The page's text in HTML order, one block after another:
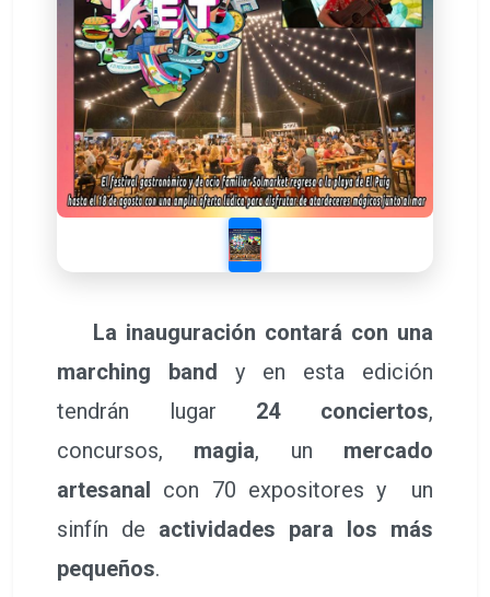
La inauguración contará con una
marching band y en esta edición
tendrán lugar 24 conciertos,
concursos, magia, un mercado
artesanal con 70 expositores y un
sinfín de actividades para los más
pequeños.